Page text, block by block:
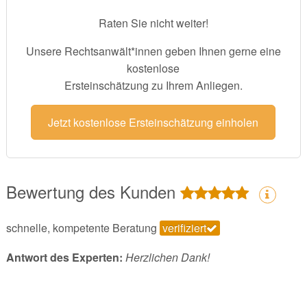
Raten Sie nicht weiter!
Unsere Rechtsanwält*innen geben Ihnen gerne eine
kostenlose
Ersteinschätzung zu Ihrem Anliegen.
Jetzt kostenlose Ersteinschätzung einholen
Bewertung des Kunden
schnelle, kompetente Beratung verifiziert
Antwort des Experten: Herzlichen Dank!